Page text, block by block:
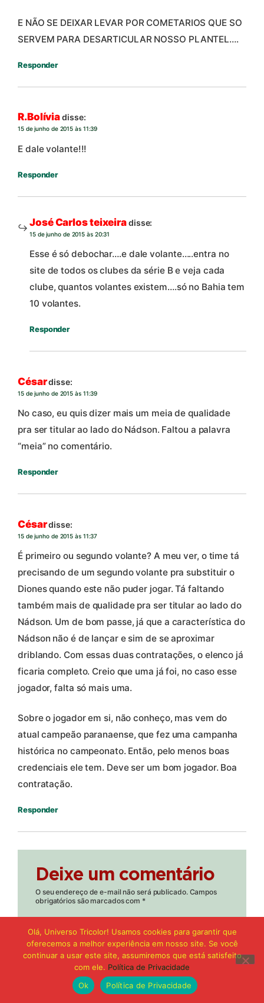
E NÃO SE DEIXAR LEVAR POR COMETARIOS QUE SO
SERVEM PARA DESARTICULAR NOSSO PLANTEL….
Responder
R.Bolíviadisse:
15 de junho de 2015 às 11:39
E dale volante!!!
Responder
José Carlos teixeiradisse:
15 de junho de 2015 às 20:31
Esse é só debochar….e dale volante…..entra no
site de todos os clubes da série B e veja cada
clube, quantos volantes existem….só no Bahia tem
10 volantes.
Responder
Césardisse:
15 de junho de 2015 às 11:39
No caso, eu quis dizer mais um meia de qualidade
pra ser titular ao lado do Nádson. Faltou a palavra
“meia” no comentário.
Responder
Césardisse:
15 de junho de 2015 às 11:37
É primeiro ou segundo volante? A meu ver, o time tá
precisando de um segundo volante pra substituir o
Diones quando este não puder jogar. Tá faltando
também mais de qualidade pra ser titular ao lado do
Nádson. Um de bom passe, já que a característica do
Nádson não é de lançar e sim de se aproximar
driblando. Com essas duas contratações, o elenco já
ficaria completo. Creio que uma já foi, no caso esse
jogador, falta só mais uma.
Sobre o jogador em si, não conheço, mas vem do
atual campeão paranaense, que fez uma campanha
histórica no campeonato. Então, pelo menos boas
credenciais ele tem. Deve ser um bom jogador. Boa
contratação.
Responder
Deixe um comentário
O seu endereço de e-mail não será publicado. Campos
obrigatórios são marcados com *
Olá, Universo Tricolor! Usamos cookies para garantir que
oferecemos a melhor experiência em nosso site. Se você
continuar a usar este site, assumiremos que está satisfeito
com ele. Política de Privacidade
Ok
Política de Privacidade